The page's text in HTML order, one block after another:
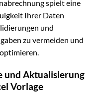
spielt eine
Ihrer Daten
und
zu vermeiden und
und Aktualisierung
Vorlage